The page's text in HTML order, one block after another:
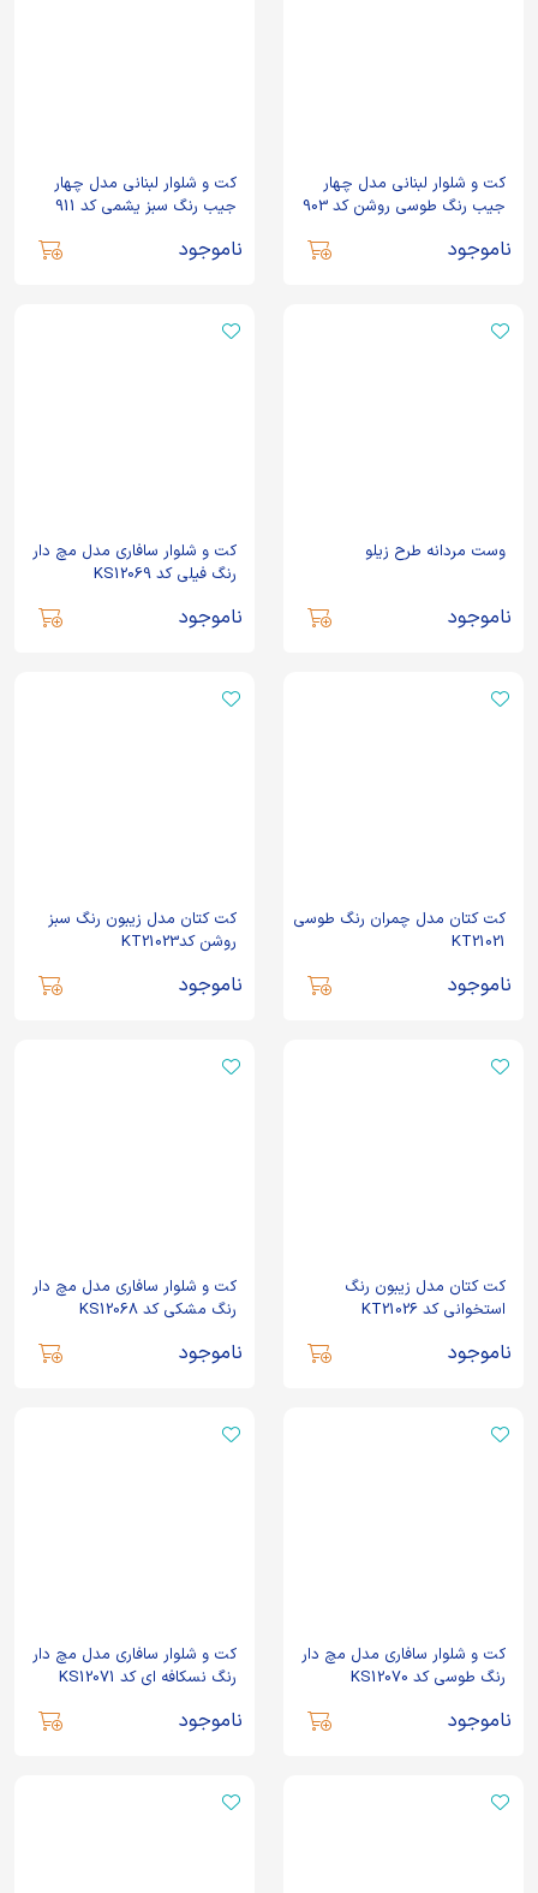
کت و شلوار لبنانی مدل چهار
جیب رنگ طوسی روشن کد 903
ناموجود
کت و شلوار لبنانی مدل چهار
جیب رنگ سبز یشمی کد 911
ناموجود
وست مردانه طرح زیلو
ناموجود
کت و شلوار سافاری مدل مچ دار
رنگ فیلی کد KS12069
ناموجود
کت کتان مدل چمران رنگ طوسی
KT21021
ناموجود
کت کتان مدل زیبون رنگ سبز
روشن کدKT21023
ناموجود
کت کتان مدل زیبون رنگ
استخوانی کد KT21026
ناموجود
کت و شلوار سافاری مدل مچ دار
رنگ مشکی کد KS12068
ناموجود
کت و شلوار سافاری مدل مچ دار
رنگ طوسی کد KS12070
ناموجود
کت و شلوار سافاری مدل مچ دار
رنگ نسکافه ای کد KS12071
ناموجود